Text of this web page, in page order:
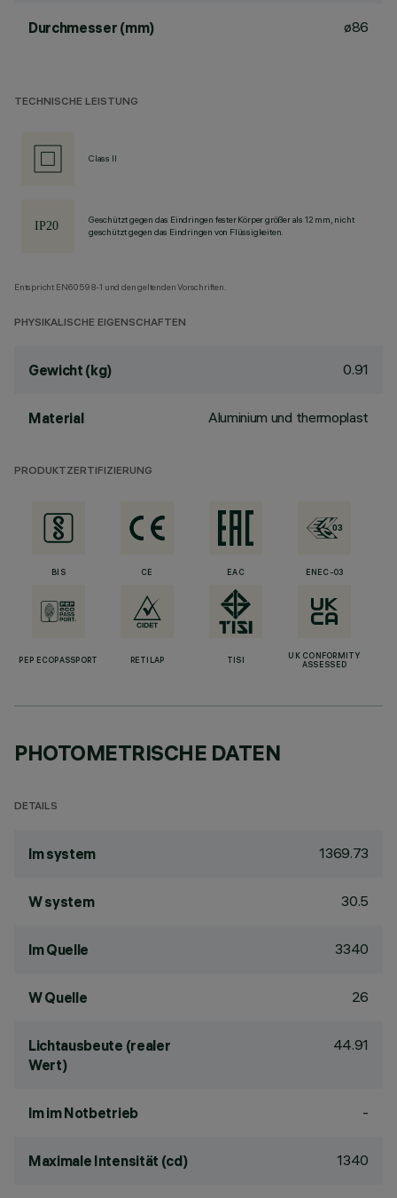
Durchmesser (mm) ø86
TECHNISCHE LEISTUNG
Class II
Geschützt gegen das Eindringen fester Körper größer als 12 mm, nicht
geschützt gegen das Eindringen von Flüssigkeiten.
Entspricht EN60598-1 und den geltenden Vorschriften.
PHYSIKALISCHE EIGENSCHAFTEN
Gewicht (kg) 0.91
Material Aluminium und thermoplast
PRODUKTZERTIFIZIERUNG
BIS CE EAC ENEC-03
PEP ECOPASSPORT RETILAP TISI
UK CONFORMITY
ASSESSED
PHOTOMETRISCHE DATEN
DETAILS
lm system 1369.73
W system 30.5
lm Quelle 3340
W Quelle 26
Lichtausbeute (realer
Wert)
44.91
lm im Notbetrieb -
Maximale Intensität (cd) 1340